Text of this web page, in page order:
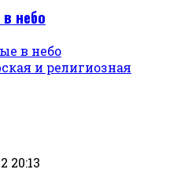
небо
и религиозная
20:13